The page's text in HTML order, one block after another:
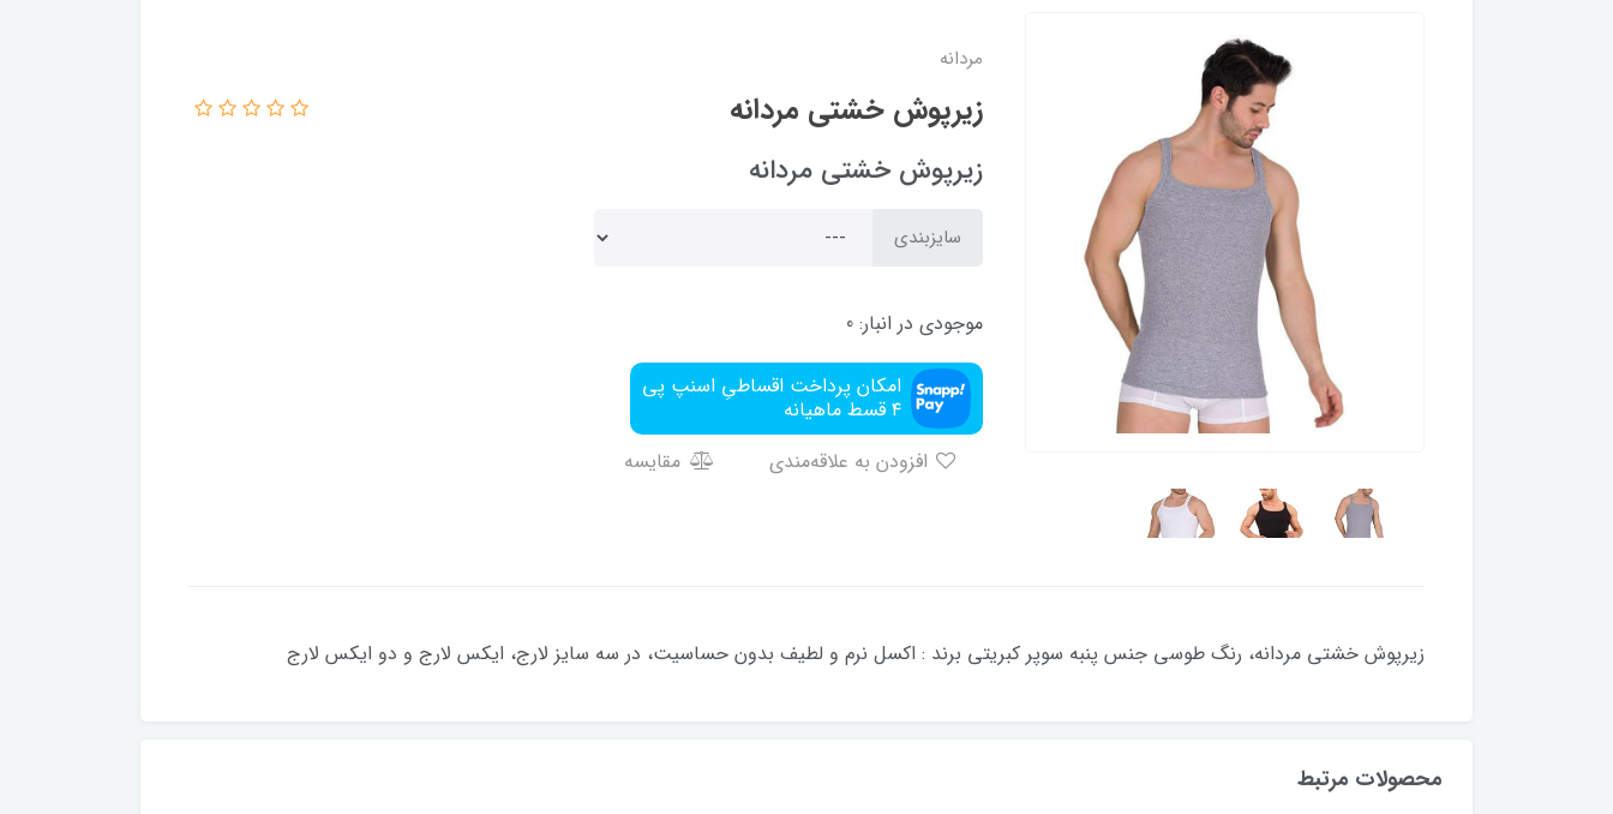
مردانه
زیرپوش خشتی مردانه
زیرپوش خشتی مردانه
سایزبندی
موجودی در انبار:0
امکان پرداخت اقساطیِ اسنپ پی
۴ قسط ماهیانه
مقایسه
زیرپوش خشتی مردانه، رنگ طوسی جنس پنبه سوپر کبریتی برند : اکسل نرم و لطیف بدون حساسیت، در سه سایز لارج، ایکس لارج و دو ایکس لارج
محصولات مرتبط